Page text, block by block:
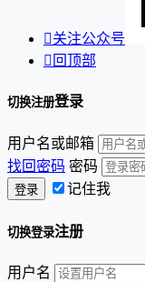
关注公众号
 回顶部
切换注册登录
用户名或邮箱
找回密码 密码
记住我
切换登录注册
用户名